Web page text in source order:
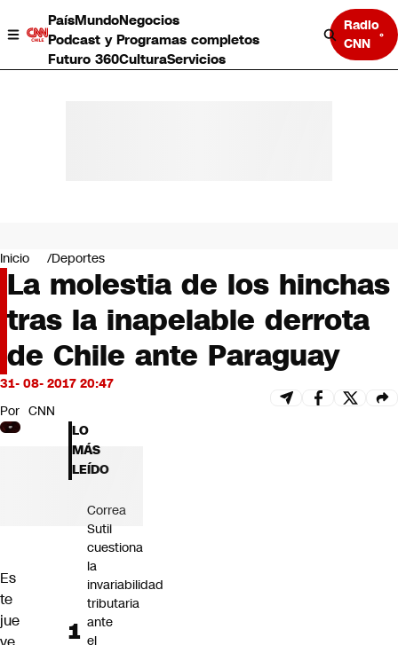
PaísMundoNegocios
Podcast y Programas completos
Futuro 360CulturaServicios
Radio
CNN
Negocios
Deportes
Programas completos
Cultura
Servicios
Bits
CNN tiempo
Futuro 360
Opinión
Inicio Deportes
La molestia de los hinchas
tras la inapelable derrota
de Chile ante Paraguay
31- 08- 2017 20:47
Por CNN
Es
te
jue
LO
MÁS
LEÍDO
Correa
Sutil
cuestiona
la
invariabilidad
tributaria
ante
el